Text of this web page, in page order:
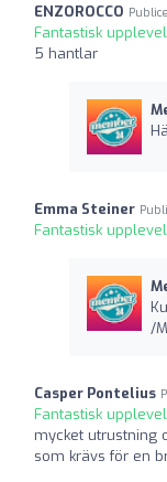
ENZOROCCO
Fantastisk
5 hantlar
Emma Steiner
Fantastisk
/
Casper Pontelius
Fantastisk
mycket utrustning
som krävs för en